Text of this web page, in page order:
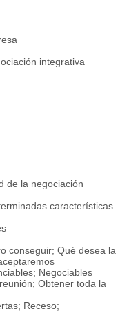
integrativa
de la negociación
características
conseguir; Qué desea la
Negociables
Obtener toda la
Receso;